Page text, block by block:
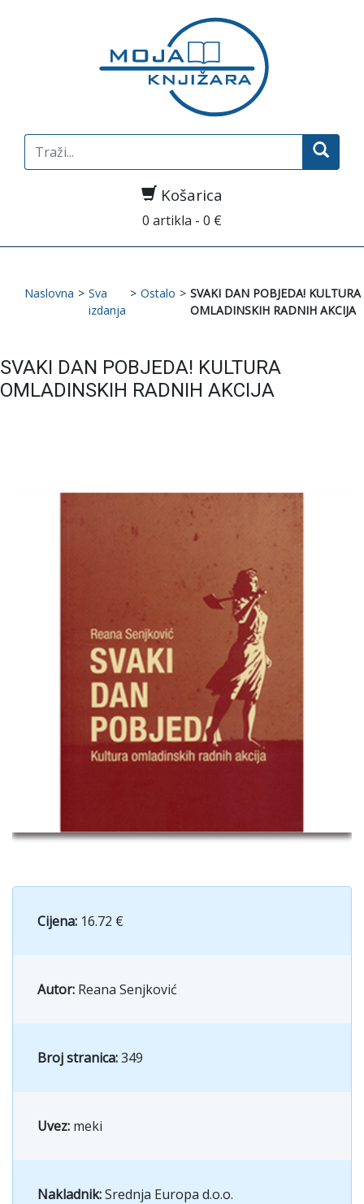
Search
for:
Košarica
0 artikla - 0 €
Naslovna > Sva
izdanja
> Ostalo > SVAKI DAN POBJEDA! KULTURA
OMLADINSKIH RADNIH AKCIJA
SVAKI DAN POBJEDA! KULTURA
OMLADINSKIH RADNIH AKCIJA
Cijena: 16.72 €
Autor: Reana Senjković
Broj stranica:349
Uvez: meki
Nakladnik:Srednja Europa d.o.o.